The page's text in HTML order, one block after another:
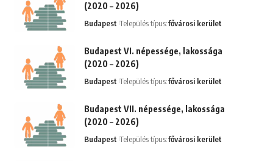
(2020 – 2026)
Budapest Település típus:fővárosi kerület
Budapest VI. népessége, lakossága
(2020 – 2026)
Budapest Település típus:fővárosi kerület
Budapest VII. népessége, lakossága
(2020 – 2026)
Budapest Település típus:fővárosi kerület